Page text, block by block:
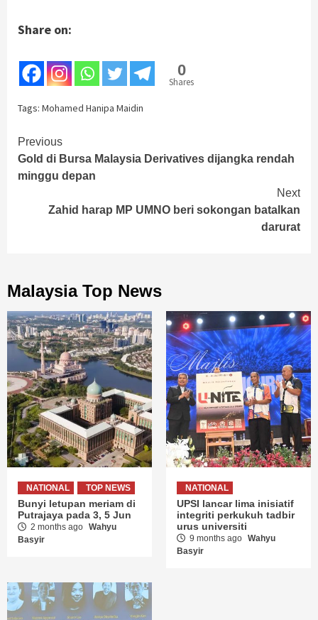
Share on:
0
Shares
Tags: Mohamed Hanipa Maidin
Continue
Reading
Previous
Gold di Bursa Malaysia Derivatives dijangka rendah
minggu depan
Next
Zahid harap MP UMNO beri sokongan batalkan
darurat
Malaysia Top News
NATIONAL TOP NEWS
Bunyi letupan meriam di
Putrajaya pada 3, 5 Jun
2 months ago Wahyu
Basyir
NATIONAL
UPSI lancar lima inisiatif
integriti perkukuh tadbir
urus universiti
9 months ago Wahyu
Basyir